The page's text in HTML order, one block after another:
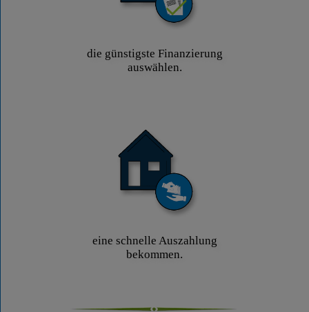
die günstigste Finanzierung
auswählen.
eine schnelle Auszahlung
bekommen.